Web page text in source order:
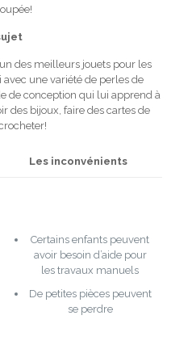
des meilleurs jouets pour les
une variété de perles de
de conception qui lui apprend à
des bijoux, faire des cartes de
Les inconvénients
Certains enfants peuvent
avoir besoin d’aide pour
les travaux manuels
De petites pièces peuvent
se perdre